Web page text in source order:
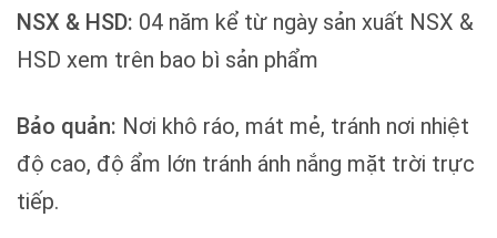
NSX & HSD: 04 năm kể từ ngày sản xuất NSX &
HSD xem trên bao bì sản phẩm
Bảo quản: Nơi khô ráo, mát mẻ, tránh nơi nhiệt
độ cao, độ ẩm lớn tránh ánh nắng mặt trời trực
tiếp.